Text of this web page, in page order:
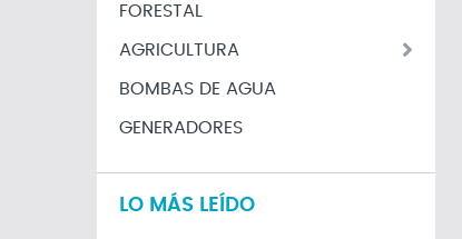
FORESTAL
AGRICULTURA
BOMBAS DE AGUA
GENERADORES
LO MÁS LEÍDO